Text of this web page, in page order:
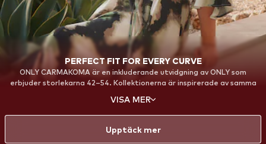
PERFECT FIT FOR EVERY CURVE
ONLY CARMAKOMA är en inkluderande utvidgning av ONLY som
erbjuder storlekarna 42–54. Kollektionerna är inspirerade av samma
fokus på passform, komfort och självförtroende. Från vardagsklassiker
till djärva statement-plagg – varje plagg är skapat för att framhäva
dina kurvor och ge en smickrande passform, så att varje kvinna kan
känna sig självsäker och stilfull på sitt eget sätt.
VISA MER
Upptäck mer